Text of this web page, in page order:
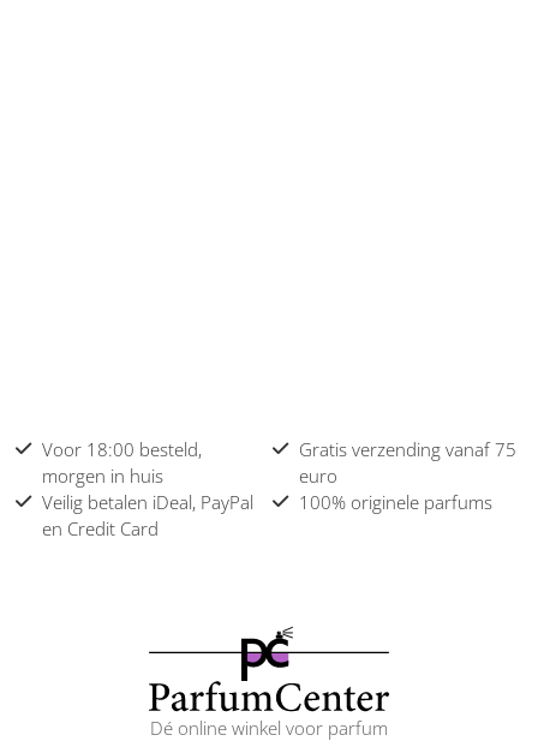
Voor 18:00 besteld,
morgen in huis
Gratis verzending vanaf 75
euro
Veilig betalen iDeal, PayPal
en Credit Card
100% originele parfums
Dé online winkel voor parfum